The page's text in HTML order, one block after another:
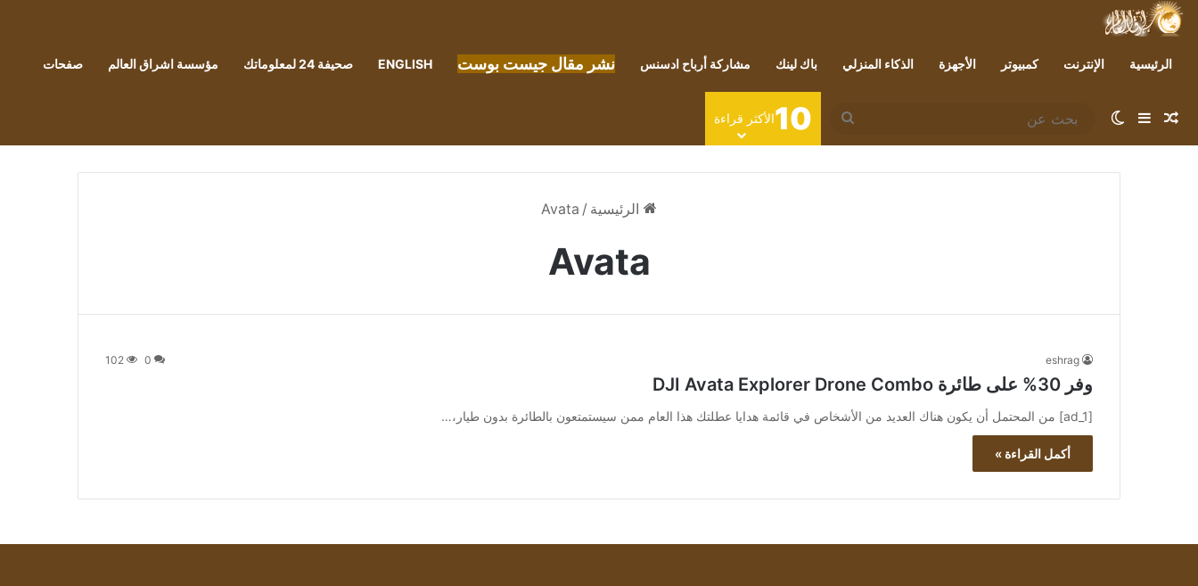
الرئيسية الإنترنت كمبيوتر الأجهزة الذكاء المنزلي باك لينك مشاركة أرباح ادسنس نشر مقال جيست بوست ENGLISH صحيفة 24 لمعلوماتك مؤسسة اشراق العالم صفحات
مقال عشوائي
إضافة عمود جانبي
الوضع المظلم
بحث
عن
10الأكثر قراءة
الرئيسية /
Avata
Avata
eshrag
0
102
وفر 30% على طائرة DJI Avata Explorer Drone Combo
[ad_1] من المحتمل أن يكون هناك العديد من الأشخاص في قائمة هدايا عطلتك هذا العام ممن سيستمتعون بالطائرة بدون طيار،…
أكمل القراءة »